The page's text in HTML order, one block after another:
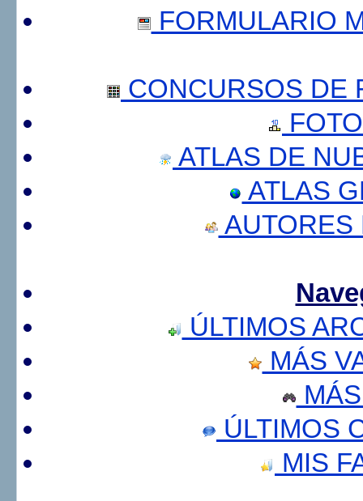
FORMULARIO
CONCURSOS DE
ATLAS DE
ATLAS
AUTORES
ÚLTIMOS
MÁS
ÚLTIMOS
MIS